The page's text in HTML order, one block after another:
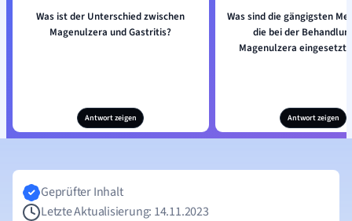
Was ist der Unterschied zwischen
Magenulzera und Gastritis?
Antwort zeigen
Was sind die gängigsten
die bei der
Magenulzera eingesetzt
Antwort zeigen
Geprüfter Inhalt
Letzte Aktualisierung: 14.11.2023